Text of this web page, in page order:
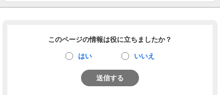
このページの情報は役に立ちましたか？
はい いいえ
送信する